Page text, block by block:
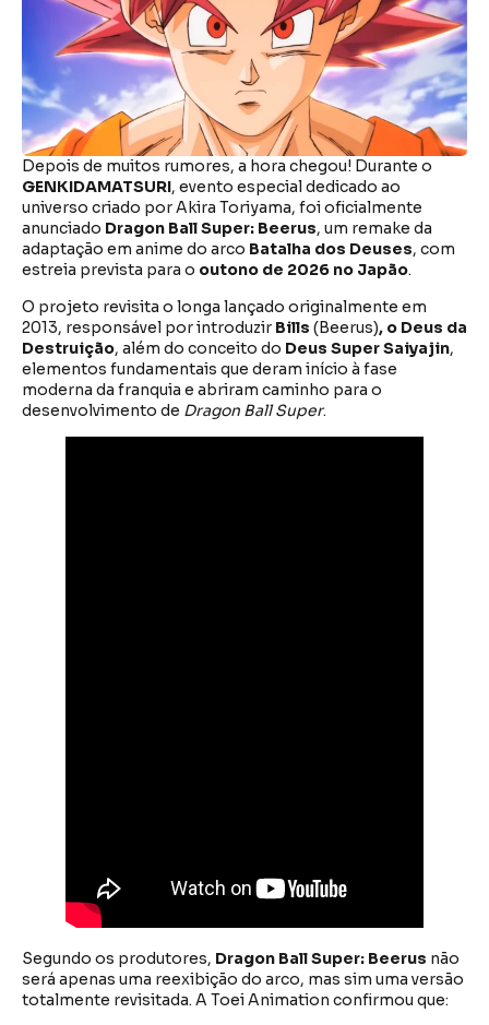
Depois de muitos rumores, a hora chegou! Durante o
GENKIDAMATSURI, evento especial dedicado ao
universo criado por Akira Toriyama, foi oficialmente
anunciado Dragon Ball Super: Beerus, um remake da
adaptação em anime do arco Batalha dos Deuses, com
estreia prevista para o outono de 2026 no Japão.
O projeto revisita o longa lançado originalmente em
2013, responsável por introduzir Bills (Beerus), o Deus da
Destruição, além do conceito do Deus Super Saiyajin,
elementos fundamentais que deram início à fase
moderna da franquia e abriram caminho para o
desenvolvimento de Dragon Ball Super.
Segundo os produtores, Dragon Ball Super: Beerus não
será apenas uma reexibição do arco, mas sim uma versão
totalmente revisitada. A Toei Animation confirmou que: